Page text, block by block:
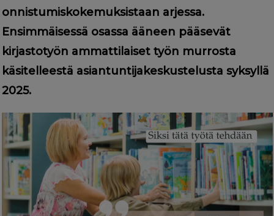
onnistumiskokemuksistaan arjessa.
Ensimmäisessä osassa ääneen pääsevät
kirjastotyön ammattilaiset työn murrosta
käsitelleestä asiantuntijakeskustelusta syksyllä
2025.